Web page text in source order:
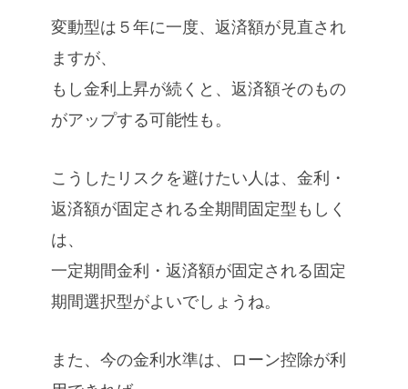
変動型は５年に一度、返済額が見直され
ますが、
もし金利上昇が続くと、返済額そのもの
がアップする可能性も。
こうしたリスクを避けたい人は、金利・
返済額が固定される全期間固定型もしく
は、
一定期間金利・返済額が固定される固定
期間選択型がよいでしょうね。
また、今の金利水準は、ローン控除が利